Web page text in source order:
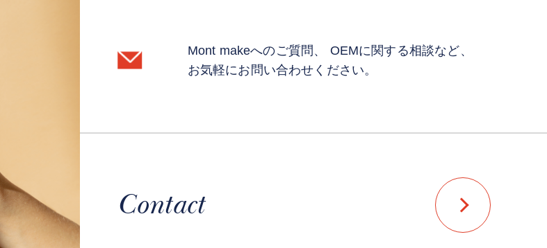
Mont makeへのご質問、
OEMに関する相談など、
お気軽にお問い合わせください。
Contact